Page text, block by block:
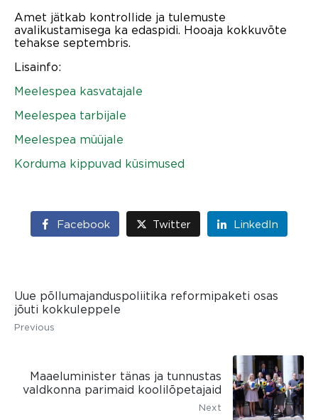
Amet jätkab kontrollide ja tulemuste
avalikustamisega ka edaspidi. Hooaja kokkuvõte
tehakse septembris.
Lisainfo:
Meelespea kasvatajale
Meelespea tarbijale
Meelespea müüjale
Korduma kippuvad küsimused
Facebook Twitter LinkedIn
Uue põllumajanduspoliitika reformipaketi osas
jõuti kokkuleppele
Previous
Maaeluminister tänas ja tunnustas
valdkonna parimaid koolilõpetajaid
Next